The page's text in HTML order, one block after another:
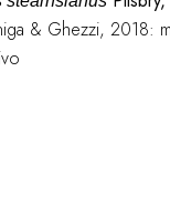
& Ghezzi, 2018: